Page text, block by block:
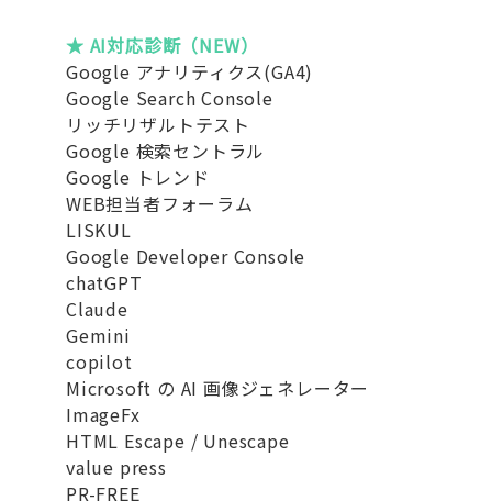
★ AI対応診断（NEW）
Google アナリティクス(GA4)
Google Search Console
リッチリザルトテスト
Google 検索セントラル
Google トレンド
WEB担当者フォーラム
LISKUL
Google Developer Console
chatGPT
Claude
Gemini
copilot
Microsoft の AI 画像ジェネレーター
ImageFx
HTML Escape / Unescape
value press
PR-FREE